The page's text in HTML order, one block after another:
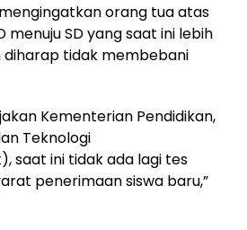
orang tua atas
menuju SD yang saat ini lebih
tidak membebani
Kementerian Pendidikan,
Teknologi
saat ini tidak ada lagi tes
penerimaan siswa baru,”